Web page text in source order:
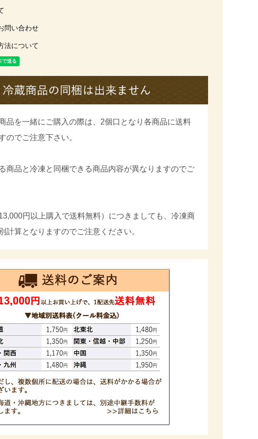
問い合わせ
法について
品を一緒にご購入の際は、2個口となり各商品に送料
のでご注意下さい。
商品と冷凍と同梱できる商品内容が異なりますのでご
円以上購入で送料無料）につきましても、冷凍商
計算となりますのでご注意ください。